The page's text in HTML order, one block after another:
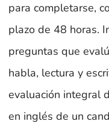
para completarse,
plazo de 48 horas.
preguntas que
habla, lectura y
evaluación integral
en inglés de un